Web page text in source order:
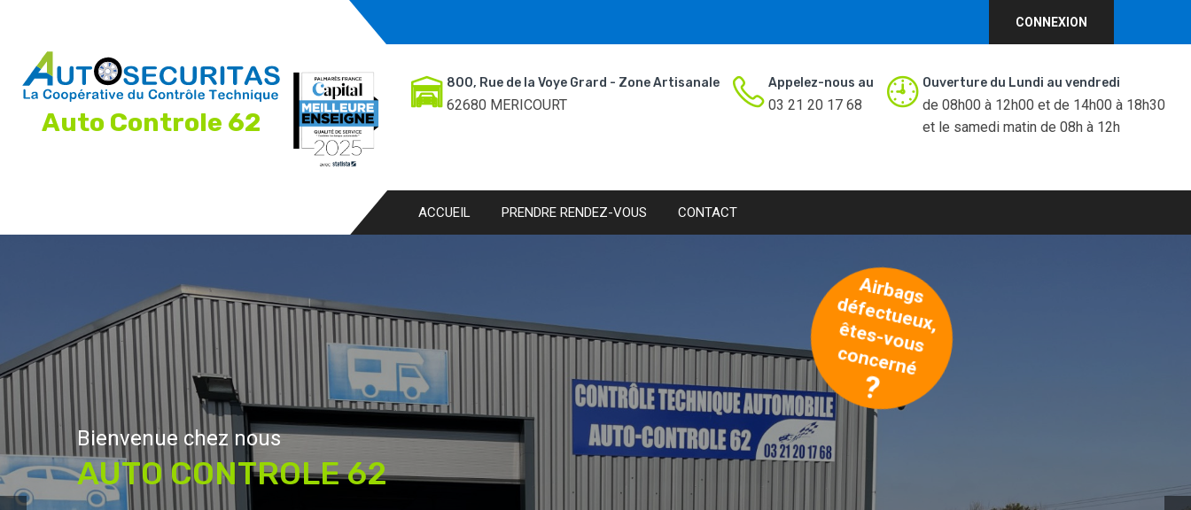
CONNEXION
Auto Controle 62
800, Rue de la Voye Grard - Zone Artisanale
62680 MERICOURT
Appelez-nous au
03 21 20 17 68
Ouverture du Lundi au vendredi
de 08h00 à 12h00 et de 14h00 à 18h30
et le samedi matin de 08h à 12h
ACCUEIL PRENDRE RENDEZ-VOUS CONTACT
A
irb
a
g
s
d
é
fe
c
tu
e
u
x
,
ê
te
s
-v
o
u
s
c
o
n
c
e
rn
é
?
Bienvenue chez nous
AUTO CONTROLE 62